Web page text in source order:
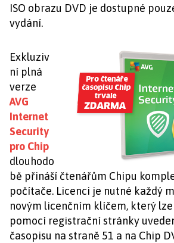
ISO obrazu DVD je dostupné
vydání.
Exkluziv
ní plná
verze
AVG
Internet
Security
pro Chip
dlouhodo
bě přináší čtenářům Chipu
počítače. Licenci je nutné každý
novým licenčním klíčem, který
pomocí registrační stránky
časopisu na straně 51 a na Chip